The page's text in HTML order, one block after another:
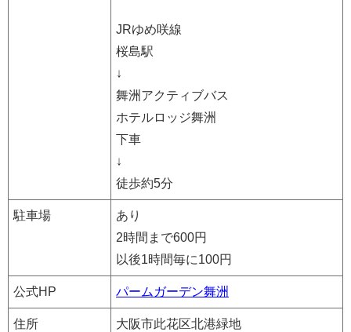
JRゆめ咲線
桜島駅
↓
舞洲アクティブバス
ホテルロッジ舞洲
下車
↓
徒歩約5分
駐車場
あり
2時間まで600円
以後1時間毎に100円
公式HP パームガーデン舞洲
住所 大阪市此花区北港緑地